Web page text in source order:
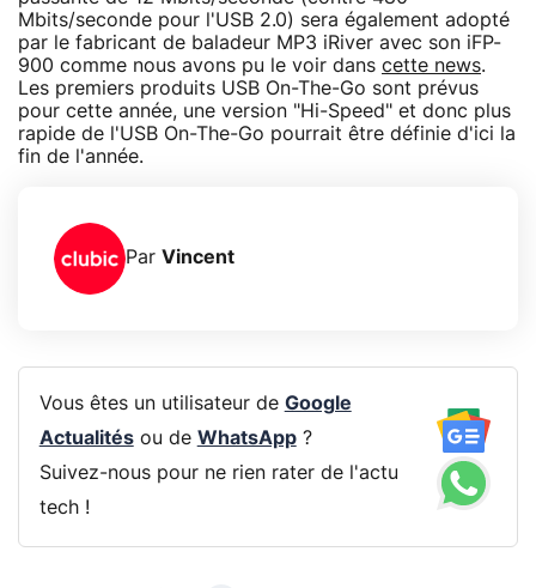
Mbits/seconde pour l'USB 2.0) sera également adopté
par le fabricant de baladeur MP3 iRiver avec son iFP-
900 comme nous avons pu le voir dans cette news.
Les premiers produits USB On-The-Go sont prévus
pour cette année, une version "Hi-Speed" et donc plus
rapide de l'USB On-The-Go pourrait être définie d'ici la
fin de l'année.
Par Vincent
Vous êtes un utilisateur de Google
Actualitésou de WhatsApp?
Suivez-nous pour ne rien rater de l'actu
tech !